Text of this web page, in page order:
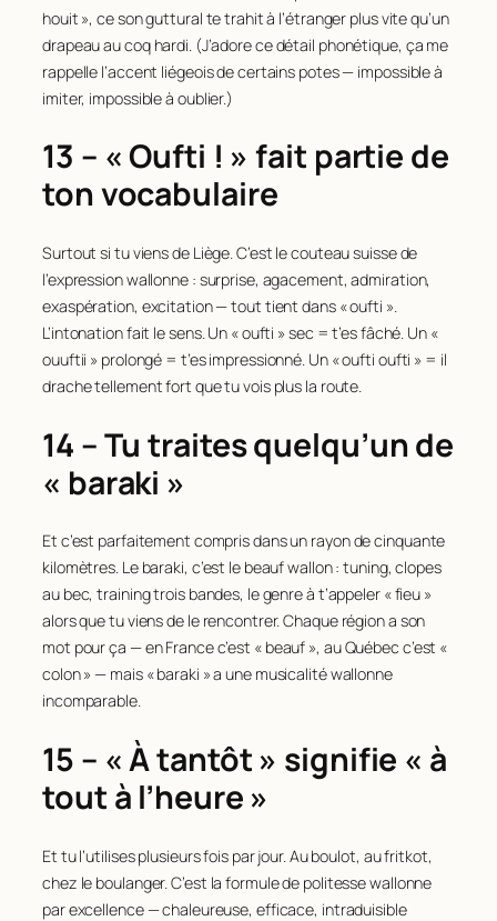
houit », ce son guttural te trahit à l’étranger plus vite qu’un
drapeau au coq hardi. (J’adore ce détail phonétique, ça me
rappelle l’accent liégeois de certains potes — impossible à
imiter, impossible à oublier.)
13 – « Oufti ! » fait partie de
ton vocabulaire
Surtout si tu viens de Liège. C’est le couteau suisse de
l’expression wallonne : surprise, agacement, admiration,
exaspération, excitation — tout tient dans « oufti ».
L’intonation fait le sens. Un « oufti » sec = t’es fâché. Un «
ouuftii » prolongé = t’es impressionné. Un « oufti oufti » = il
drache tellement fort que tu vois plus la route.
14 – Tu traites quelqu’un de
« baraki »
Et c’est parfaitement compris dans un rayon de cinquante
kilomètres. Le baraki, c’est le beauf wallon : tuning, clopes
au bec, training trois bandes, le genre à t’appeler « fieu »
alors que tu viens de le rencontrer. Chaque région a son
mot pour ça — en France c’est « beauf », au Québec c’est «
colon » — mais « baraki » a une musicalité wallonne
incomparable.
15 – « À tantôt » signifie « à
tout à l’heure »
Et tu l’utilises plusieurs fois par jour. Au boulot, au fritkot,
chez le boulanger. C’est la formule de politesse wallonne
par excellence — chaleureuse, efficace, intraduisible